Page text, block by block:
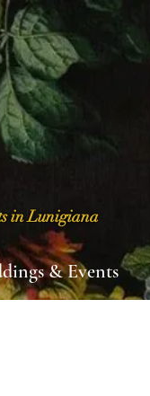
in Lunigiana
& Events